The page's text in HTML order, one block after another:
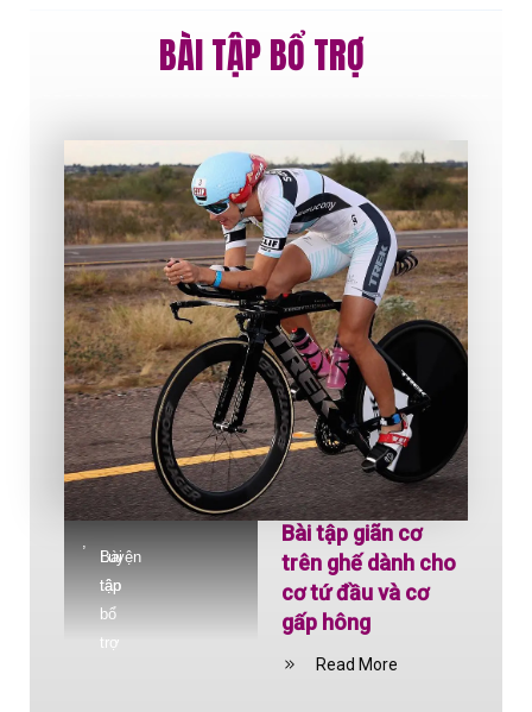
BÀI TẬP BỔ TRỢ
Bài
tập
bổ
trợ
,
Luyện
tập
Bài tập giãn cơ
trên ghế dành cho
cơ tứ đầu và cơ
gấp hông
Read More